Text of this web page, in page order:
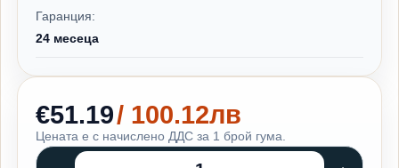
Гаранция:
24 месеца
€51.19/ 100.12лв
Цената е с начислено ДДС за 1 брой гума.